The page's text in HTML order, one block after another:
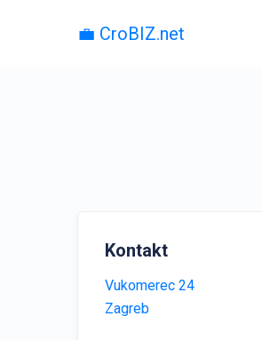
💼 CroBIZ.net
Kontakt
Vukomerec 24
Zagreb